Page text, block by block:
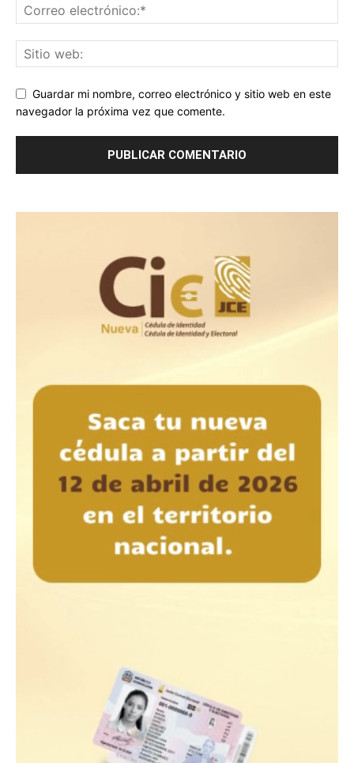
Guardar mi nombre, correo electrónico y sitio web en este
navegador la próxima vez que comente.